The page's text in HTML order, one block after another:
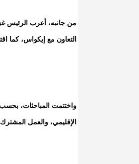
من جانبه، أعرب الرئيس
التعاون مع إيكواس، كما
واختتمت المباحثات، بحسب
الإقليمي، والعمل